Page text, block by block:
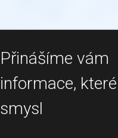
Přinášíme vám
informace,
smysl